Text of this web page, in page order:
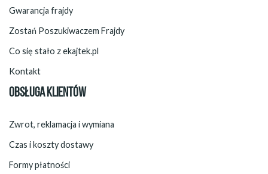
Gwarancja frajdy
Zostań Poszukiwaczem Frajdy
Co się stało z ekajtek.pl
Kontakt
OBSŁUGA KLIENTÓW
Zwrot, reklamacja i wymiana
Czas i koszty dostawy
Formy płatności